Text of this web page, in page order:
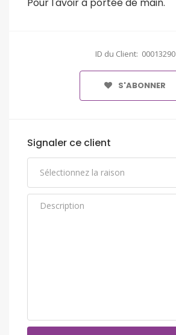
Pour l'avoir à portée de main.
ID du Client: 00013290
S'ABONNER
Signaler ce client